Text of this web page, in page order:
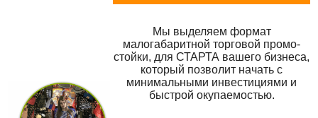
Мы выделяем формат
малогабаритной торговой промо-
стойки, для СТАРТА вашего бизнеса,
который позволит начать с
минимальными инвестициями и
быстрой окупаемостью.